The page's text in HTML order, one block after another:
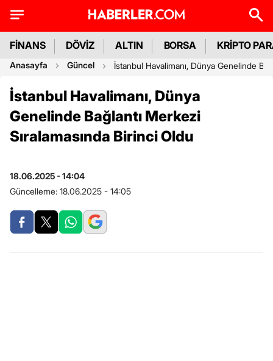
FİNANS DÖVİZ ALTIN BORSA KRİPTO
Anasayfa Güncel İstanbul Havalimanı, Dünya Genelinde
İstanbul Havalimanı, Dünya
Genelinde Bağlantı Merkezi
Sıralamasında Birinci Oldu
18.06.2025 - 14:04
Güncelleme: 18.06.2025 - 14:05